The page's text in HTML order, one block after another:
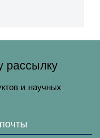
рассылку
и научных